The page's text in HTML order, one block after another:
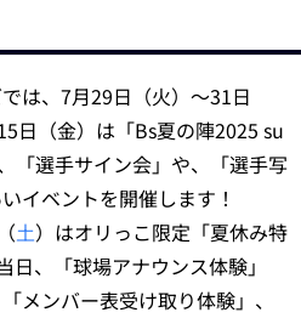
は、7月29日（火）～31日
日（金）は「Bs夏の陣2025 su
「選手サイン会」や、「選手写
イベントを開催します！
土）はオリっこ限定「夏休み特
、「球場アナウンス体験」
メンバー表受け取り体験」、